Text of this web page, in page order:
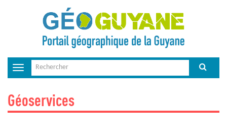
Toggle
navigation
Géoservices